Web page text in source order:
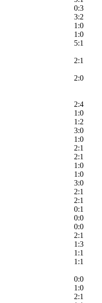
0:3
3:2
1:0
1:0
5:1
2:1
2:0
2:4
1:0
1:2
3:0
1:0
2:1
2:1
1:0
1:0
3:0
2:1
2:1
0:1
0:0
0:0
2:1
1:3
1:1
1:1
0:0
1:0
2:1